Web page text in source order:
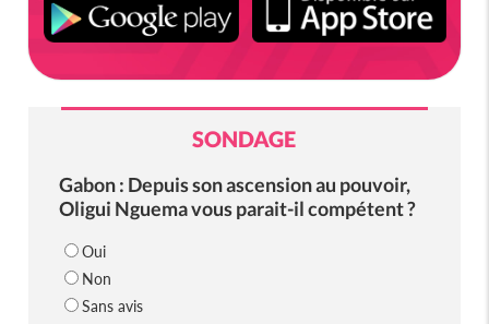
SONDAGE
Gabon : Depuis son ascension au pouvoir,
Oligui Nguema vous parait-il compétent ?
Oui
Non
Sans avis